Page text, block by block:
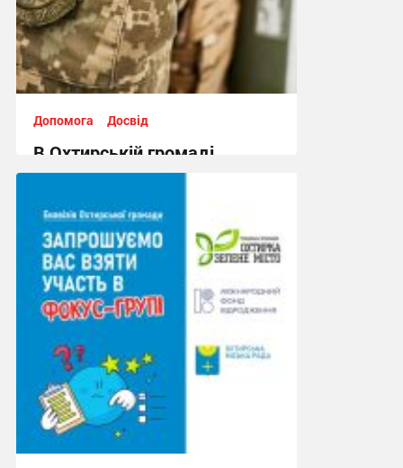
Допомога Досвід
В Охтирській громаді
планують створити
16:16, 28.01.2025